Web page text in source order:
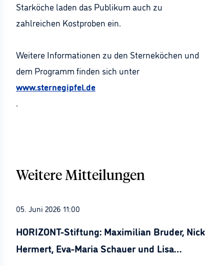
Starköche laden das Publikum auch zu
zahlreichen Kostproben ein.
Weitere Informationen zu den Sterneköchen und
dem Programm finden sich unter
www.sternegipfel.de
.
Weitere Mitteilungen
05. Juni 2026 11:00
HORIZONT-Stiftung: Maximilian Bruder, Nick
Hermert, Eva-Maria Schauer und Lisa